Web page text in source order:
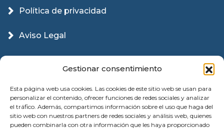
Gestionar consentimiento
Esta página web usa cookies. Las cookies de este sitio web se usan para
personalizar el contenido, ofrecer funciones de redes sociales y analizar
el tráfico. Además, compartimos información sobre el uso que haga del
sitio web con nuestros partners de redes sociales y análisis web, quienes
pueden combinarla con otra información que les haya proporcionado
Política de privacidad
Aviso Legal